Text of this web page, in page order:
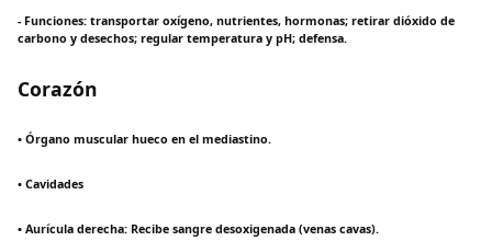
- Funciones: transportar oxígeno, nutrientes, hormonas; retirar dióxido de
carbono y desechos; regular temperatura y pH; defensa.
Corazón
• Órgano muscular hueco en el mediastino.
• Cavidades
• Aurícula derecha: Recibe sangre desoxigenada (venas cavas).